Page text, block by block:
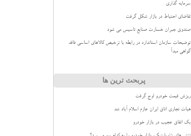
سرمایه گذاری
تقاضای احتیاط در بازار شکل گرفت
صندوق جبران خسارت صنایع تاسیس می شود
توضیحات سازمان استاندارد در رابطه با ترخیص کالاهای اساسی فاقد
گواهی مبدأ
پربحث ترین ها
ریزش قیمت خودرو اوج گرفت
هیات تجاری اتاق ایران عازم اسلام آباد شد
بک اتفاق عجیب در بازار خودرو